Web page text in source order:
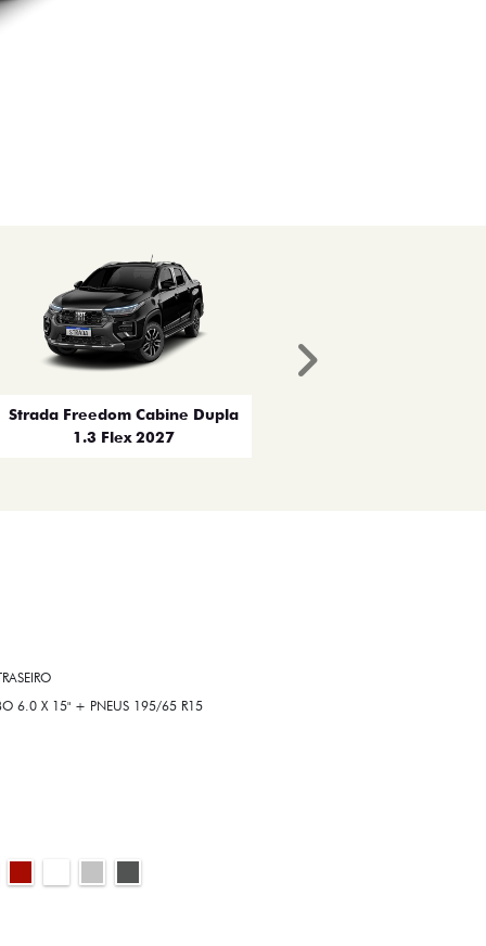
Strada Freedom Cabine Dupla
1.3 Flex 2027
Próximo
6.0 X 15" + PNEUS 195/65 R15